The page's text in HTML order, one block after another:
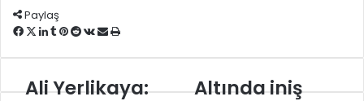
Paylaş
Facebook
X LinkedIn
Tumblr
Pinterest
Reddit
VKontakte
E-
paylaş
Yazdır
Ali
Ali Yerlikaya:
Altında
Altında iniş